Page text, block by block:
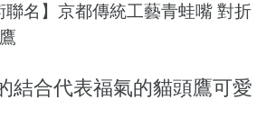
聯名】京都傳統工藝青蛙嘴 對折
結合代表福氣的貓頭鷹可愛